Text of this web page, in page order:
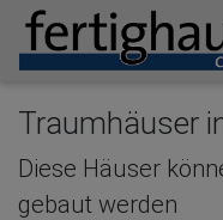
Mit wenigen
Assistent, den
Haushersteller
Traumhäuser
Diese Häuser
gebaut werden